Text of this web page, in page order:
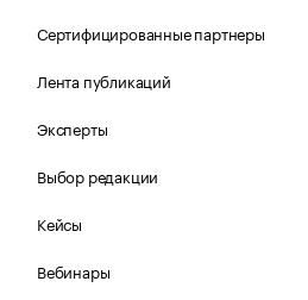
Сертифицированные партнеры
Лента публикаций
Эксперты
Выбор редакции
Кейсы
Вебинары